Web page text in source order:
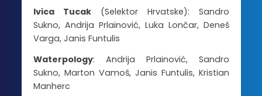
Ivica Tucak(Selektor Hrvatske): Sandro
Sukno, Andrija Prlainović, Luka Lončar, Deneš
Varga, Janis Funtulis
Waterpology: Andrija Prlainović, Sandro
Sukno, Marton Vamoš, Janis Funtulis, Kristian
Manherc